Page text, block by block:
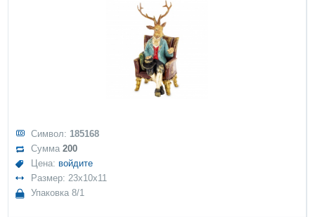
Символ: 185168
Сумма200
Цена: войдите
Размер: 23x10x11
Упаковка 8/1